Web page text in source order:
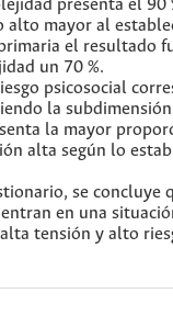
presenta el 90
alto mayor al
el resultado
un 70 %.
psicosocial
la
la mayor
alta según lo
se concluye
en una
tensión y alto